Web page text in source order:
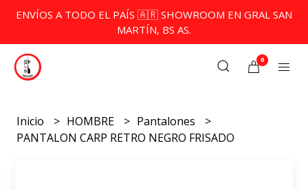
ENVÍOS A TODO EL PAÍS 🇦🇷 SHOWROOM EN GRAL SAN
MARTÍN, BS AS.
0
Inicio HOMBRE
Pantalones
PANTALON CARP RETRO NEGRO FRISADO